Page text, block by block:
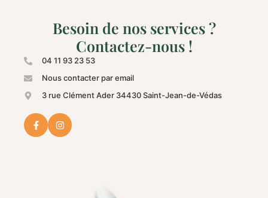
Besoin de nos services ?
Contactez-nous !
04 11 93 23 53
Nous contacter par email
3 rue Clément Ader 34430 Saint-Jean-de-Védas